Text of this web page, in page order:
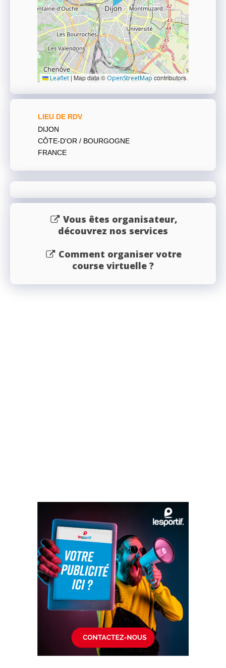
Leaflet|Map data © OpenStreetMap contributors
LIEU DE RDV
DIJON
CÔTE-D'OR / BOURGOGNE
FRANCE
Vous êtes organisateur,
découvrez nos services
Comment organiser votre
course virtuelle ?